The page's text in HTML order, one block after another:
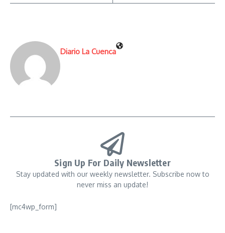
Diario La Cuenca
Sign Up For Daily Newsletter
Stay updated with our weekly newsletter. Subscribe now to
never miss an update!
[mc4wp_form]